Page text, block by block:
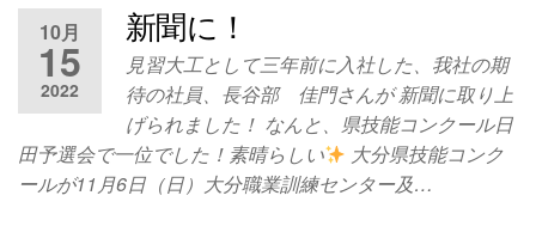
10月
15
2022
新聞に！
見習大工として三年前に入社した、我社の期
待の社員、長谷部 佳門さんが 新聞に取り上
げられました！ なんと、県技能コンクール日
田予選会で一位でした！素晴らしい
大分県技能コンク
ールが11月6日（日）大分職業訓練センター及…